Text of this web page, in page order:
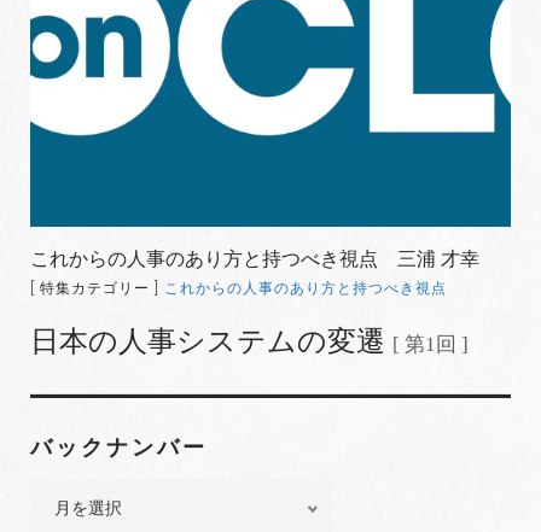
これからの人事のあり方と持つべき視点 三浦 才幸
[ 特集カテゴリー ] これからの人事のあり方と持つべき視点
日本の人事システムの変遷 [ 第1回 ]
バックナンバー